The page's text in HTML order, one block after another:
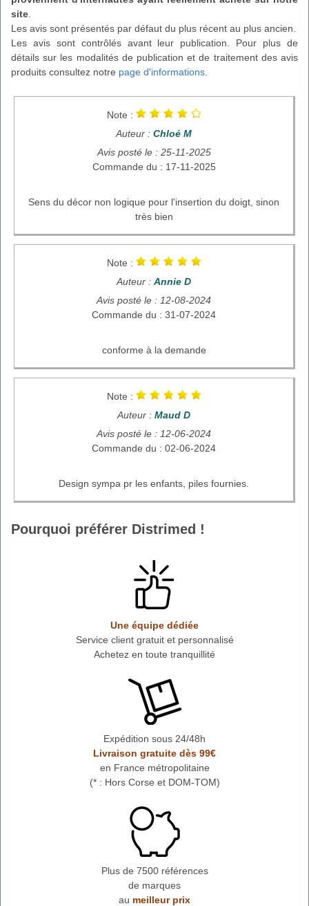
site
Les avis sont présentés par défaut du plus récent au plus ancien.
Les avis sont contrôlés avant leur publication. Pour plus de
détails sur les modalités de publication et de traitement des avis
produits consultez notre page d'informations
Note :
Auteur : Chloé M
Avis posté le : 25-11-2025
Commande du : 17-11-2025
Sens du décor non logique pour l'insertion du doigt, sinon
très bien
Note :
Auteur : Annie D
Avis posté le : 12-08-2024
Commande du : 31-07-2024
conforme à la demande
Note :
Auteur : Maud D
Avis posté le : 12-06-2024
Commande du : 02-06-2024
Design sympa pr les enfants, piles fournies.
Pourquoi préférer Distrimed !
Une équipe dédiée
Service client gratuit et personnalisé
Achetez en toute tranquillité
Expédition sous 24/48h
Livraison gratuite dès 99€
en France métropolitaine
(* : Hors Corse et DOM-TOM)
Plus de 7500 références
de marques
au meilleur prix